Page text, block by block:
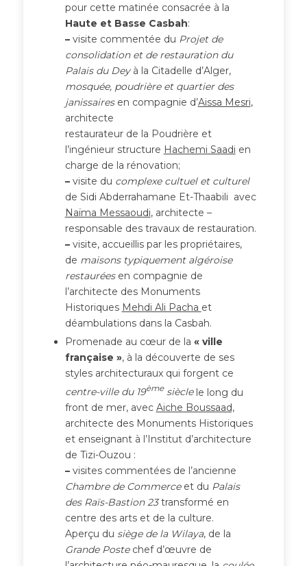
pour cette matinée consacrée à la
Haute et Basse Casbah:
–visite commentée du Projet de
consolidation et de restauration du
Palais du Deyà la Citadelle d’Alger,
mosquée, poudrière et quartier des
janissairesen compagnie d’Aissa Mesri,
architecte
restaurateur de la Poudrière et
l’ingénieur structure Hachemi Saadi en
charge de la rénovation;
–visite du complexe cultuel et culturel
de Sidi Abderrahamane Et-Thaabili avec
Naïma Messaoudi, architecte –
responsable des travaux de restauration.
–visite, accueillis par les propriétaires,
de maisons typiquement algéroise
restauréesen compagnie de
l’architecte des Monuments
Historiques Mehdi Ali Pacha et
déambulations dans la Casbah.
Promenade au cœur de la « ville
française », à la découverte de ses
styles architecturaux qui forgent ce
centre-ville du 19èmesièclele long du
front de mer, avec Aiche Boussaad,
architecte des Monuments Historiques
et enseignant à l’Institut d’architecture
de Tizi-Ouzou :
–visites commentées de l’ancienne
Chambre de Commerce et du Palais
des Raïs-Bastion 23transformé en
centre des arts et de la culture.
Aperçu du siège de la Wilaya, de la
Grande Postechef d’œuvre de